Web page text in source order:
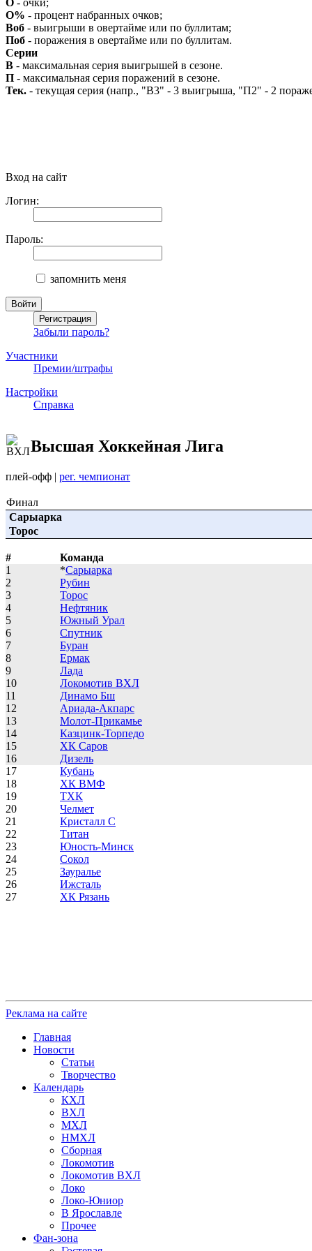
О% - процент набранных очков;
Воб - выигрыши в овертайме или по буллитам;
Поб - поражения в овертайме или по буллитам.
Серии
В - максимальная серия выигрышей в сезоне.
П - максимальная серия поражений в сезоне.
Тек. - текущая серия (напр., "В3" - 3 выигрыша, "П2" - 2
Вход на сайт
Логин:
Пароль:
запомнить меня
Забыли пароль?
Участники
Премии/штрафы
Настройки
Справка
Высшая Хоккейная Лига
плей-офф | рег. чемпионат
Финал
Сарыарка
Торос
#
Команда
1
*Сарыарка
2
Рубин
3
Торос
4
Нефтяник
5
Южный Урал
6
Спутник
7
Буран
8
Ермак
9
Лада
10
Локомотив ВХЛ
11
Динамо Бш
12
Ариада-Акпарс
13
Молот-Прикамье
14
Казцинк-Торпедо
15
ХК Саров
16
Дизель
17
Кубань
18
ХК ВМФ
19
ТХК
20
Челмет
21
Кристалл С
22
Титан
23
Юность-Минск
24
Сокол
25
Зауралье
26
Ижсталь
27
ХК Рязань
Реклама на сайте
Главная
Новости
Статьи
Творчество
Календарь
КХЛ
ВХЛ
МХЛ
НМХЛ
Сборная
Локомотив
Локомотив ВХЛ
Локо
Локо-Юниор
В Ярославле
Прочее
Фан-зона